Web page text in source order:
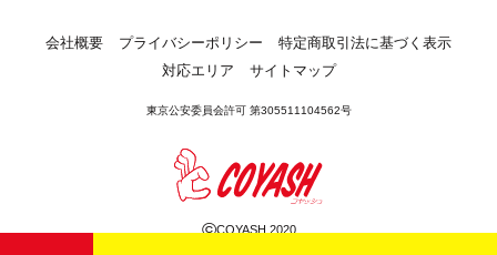
会社概要 プライバシーポリシー
特定商取引法に基づく表示
対応エリア
サイトマップ
東京公安委員会許可 第305511104562号
©COYASH 2020